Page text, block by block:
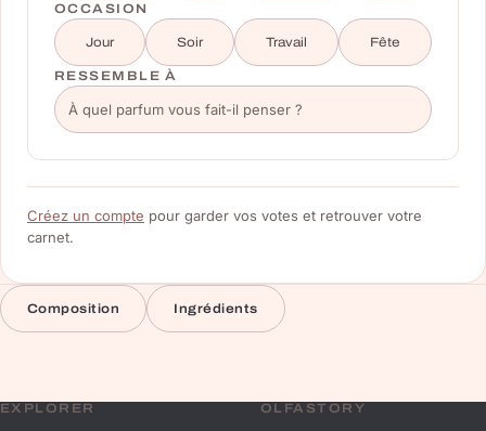
OCCASION
Jour Soir Travail Fête
RESSEMBLE À
Créez un compte pour garder vos votes et retrouver votre
carnet.
Composition Ingrédients
EXPLORER OLFASTORY